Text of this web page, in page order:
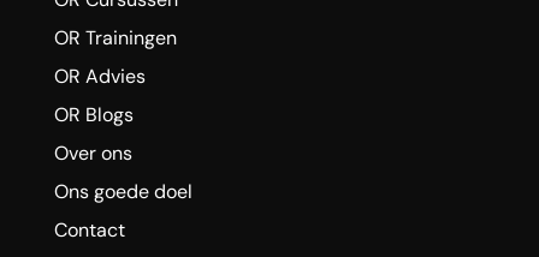
OR Trainingen
OR Advies
OR Blogs
Over ons
Ons goede doel
Contact